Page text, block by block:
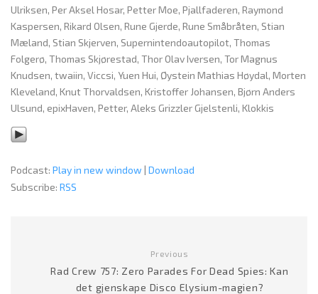
Ulriksen, Per Aksel Hosar, Petter Moe, Pjallfaderen, Raymond
Kaspersen, Rikard Olsen, Rune Gjerde, Rune Småbråten, Stian
Mæland, Stian Skjerven, Supernintendoautopilot, Thomas
Folgerø, Thomas Skjørestad, Thor Olav Iversen, Tor Magnus
Knudsen, twaiin, Viccsi, Yuen Hui, Øystein Mathias Høydal, Morten
Kleveland, Knut Thorvaldsen, Kristoffer Johansen, Bjørn Anders
Ulsund, epixHaven, Petter, Aleks Grizzler Gjelstenli, Klokkis
Podcast: Play in new window | Download
Subscribe: RSS
Previous
Rad Crew 757: Zero Parades For Dead Spies: Kan
det gjenskape Disco Elysium-magien?